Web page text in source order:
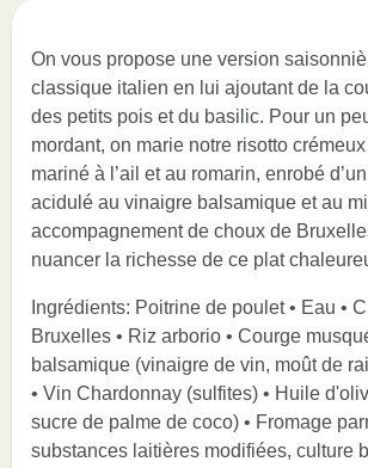
On vous propose une version
classique italien en lui ajoutant de la
des petits pois et du basilic. Pour un
mordant, on marie notre risotto
mariné à l’ail et au romarin, enrobé
acidulé au vinaigre balsamique et au
accompagnement de choux de
nuancer la richesse de ce plat
Ingrédients: Poitrine de poulet • Eau •
Bruxelles • Riz arborio • Courge
balsamique (vinaigre de vin, moût de
• Vin Chardonnay (sulfites) • Huile
sucre de palme de coco) • Fromage
substances laitières modifiées, culture